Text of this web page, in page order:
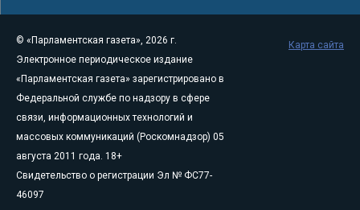
© «Парламентская газета», 2026 г.
Электронное периодическое издание
«Парламентская газета» зарегистрировано в
Федеральной службе по надзору в сфере
связи, информационных технологий и
массовых коммуникаций (Роскомнадзор) 05
августа 2011 года. 18+
Свидетельство о регистрации Эл № ФС77-
46097
Карта сайта